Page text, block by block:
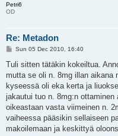
Petri6
OD
Re: Metadon
P
s
Sun 05 Dec 2010, 16:40
Tuli sitten tätäkin kokeiltua.
mutta se oli n. 8mg illan aikana
kyseessä oli eka kerta ja
jakautui tuo n. 8mg:n
oikeastaan vasta viimeinen n.
vaiheessa pääsikin sellaiseen
makoilemaan ja keskittyä